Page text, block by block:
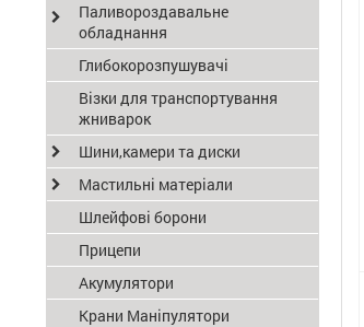
Паливороздавальне
обладнання
Глибокорозпушувачі
Візки для транспортування
жниварок
Шини,камери та диски
Мастильні матеріали
Шлейфові борони
Прицепи
Акумулятори
Крани Маніпулятори